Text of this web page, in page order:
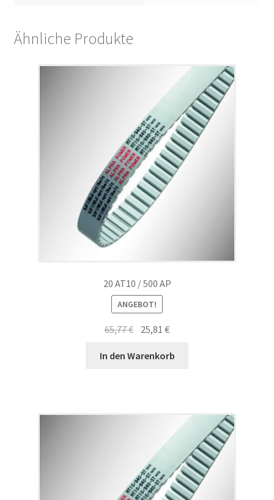
Ähnliche Produkte
20 AT10 / 500 AP
ANGEBOT!
65,77€ Ursprünglicher
war:
25,81€Aktueller
ist:
In den Warenkorb